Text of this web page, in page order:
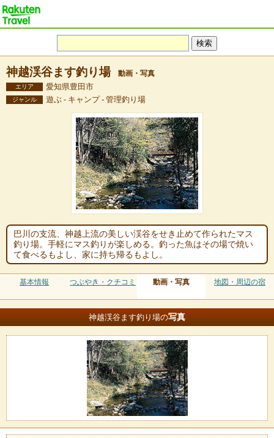
神越渓谷ます釣り場 動画・写真
エリア 愛知県豊田市
ジャンル 遊ぶ - キャンプ - 管理釣り場
巴川の支流、神越上流の美しい渓谷をせき止めて作られたマス
釣り場。手軽にマス釣りが楽しめる。釣った魚はその場で焼い
て食べるもよし、家に持ち帰るもよし。
基本情報 つぶやき・クチコミ 動画・写真 地図・周辺の宿
神越渓谷ます釣り場の写真